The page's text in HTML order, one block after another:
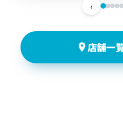
‹
店舗一